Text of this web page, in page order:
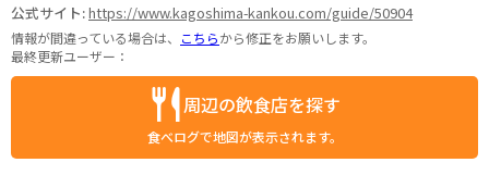
公式サイト:https://www.kagoshima-kankou.com/guide/50904
情報が間違っている場合は、 こちらから修正をお願いします。
最終更新ユーザー：
周辺の飲食店を探す
食べログで地図が表示されます。